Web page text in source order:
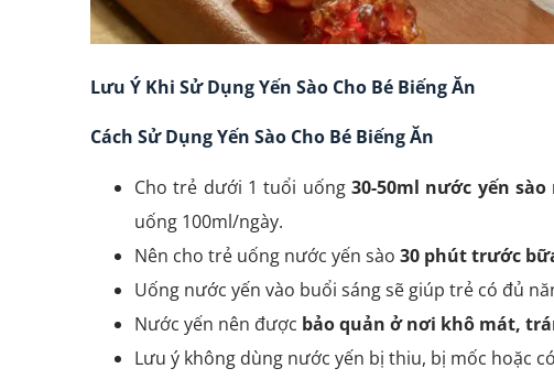
Lưu Ý Khi Sử Dụng Yến Sào Cho Bé Biếng Ăn
Cách Sử Dụng Yến Sào Cho Bé Biếng Ăn
Cho trẻ dưới 1 tuổi uống 30-50ml nước yến
uống 100ml/ngày.
Nên cho trẻ uống nước yến sào 30 phút trước
Uống nước yến vào buổi sáng sẽ giúp trẻ có đủ
Nước yến nên được bảo quản ở nơi khô mát,
Lưu ý không dùng nước yến bị thiu, bị mốc hoặc